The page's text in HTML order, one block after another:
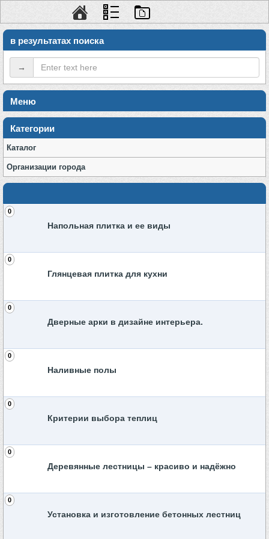
в результатах поиска
→
Меню
Категории
Каталог
Организации города
0
Напольная плитка и ее виды
0
Глянцевая плитка для кухни
0
Дверные арки в дизайне интерьера.
0
Наливные полы
0
Критерии выбора теплиц
0
Деревянные лестницы – красиво и надёжно
0
Установка и изготовление бетонных лестниц